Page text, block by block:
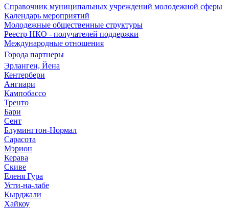
Справочник муниципальных учреждений молодежной сферы
Календарь мероприятий
Молодежные общественные структуры
Реестр НКО - получателей поддержки
Международные отношения
Города партнеры
Эрланген, Йена
Кентербери
Ангиари
Кампобассо
Тренто
Бари
Сент
Блумингтон-Нормал
Сарасота
Мэрион
Керава
Скиве
Еленя Гура
Усти-на-лабе
Кырджали
Хайкоу